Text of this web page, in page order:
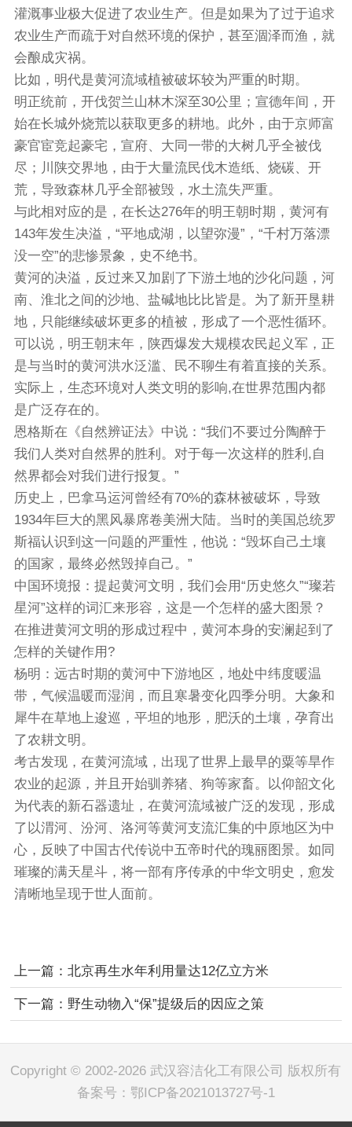
灌溉事业极大促进了农业生产。但是如果为了过于追求
农业生产而疏于对自然环境的保护，甚至涸泽而渔，就
会酿成灾祸。
比如，明代是黄河流域植被破坏较为严重的时期。
明正统前，开伐贺兰山林木深至30公里；宣德年间，开
始在长城外烧荒以获取更多的耕地。此外，由于京师富
豪官宦竞起豪宅，宣府、大同一带的大树几乎全被伐
尽；川陕交界地，由于大量流民伐木造纸、烧碳、开
荒，导致森林几乎全部被毁，水土流失严重。
与此相对应的是，在长达276年的明王朝时期，黄河有
143年发生决溢，“平地成湖，以望弥漫”，“千村万落漂
没一空”的悲惨景象，史不绝书。
黄河的决溢，反过来又加剧了下游土地的沙化问题，河
南、淮北之间的沙地、盐碱地比比皆是。为了新开垦耕
地，只能继续破坏更多的植被，形成了一个恶性循环。
可以说，明王朝末年，陕西爆发大规模农民起义军，正
是与当时的黄河洪水泛滥、民不聊生有着直接的关系。
实际上，生态环境对人类文明的影响,在世界范围内都
是广泛存在的。
恩格斯在《自然辨证法》中说：“我们不要过分陶醉于
我们人类对自然界的胜利。对于每一次这样的胜利,自
然界都会对我们进行报复。”
历史上，巴拿马运河曾经有70%的森林被破坏，导致
1934年巨大的黑风暴席卷美洲大陆。当时的美国总统罗
斯福认识到这一问题的严重性，他说：“毁坏自己土壤
的国家，最终必然毁掉自己。”
中国环境报：提起黄河文明，我们会用“历史悠久”“璨若
星河”这样的词汇来形容，这是一个怎样的盛大图景？
在推进黄河文明的形成过程中，黄河本身的安澜起到了
怎样的关键作用?
杨明：远古时期的黄河中下游地区，地处中纬度暖温
带，气候温暖而湿润，而且寒暑变化四季分明。大象和
犀牛在草地上逡巡，平坦的地形，肥沃的土壤，孕育出
了农耕文明。
考古发现，在黄河流域，出现了世界上最早的粟等旱作
农业的起源，并且开始驯养猪、狗等家畜。以仰韶文化
为代表的新石器遗址，在黄河流域被广泛的发现，形成
了以渭河、汾河、洛河等黄河支流汇集的中原地区为中
心，反映了中国古代传说中五帝时代的瑰丽图景。如同
璀璨的满天星斗，将一部有序传承的中华文明史，愈发
清晰地呈现于世人面前。
上一篇：北京再生水年利用量达12亿立方米
下一篇：野生动物入“保”提级后的因应之策
Copyright © 2002-2026 武汉容洁化工有限公司 版权所有
备案号： 鄂ICP备2021013727号-1